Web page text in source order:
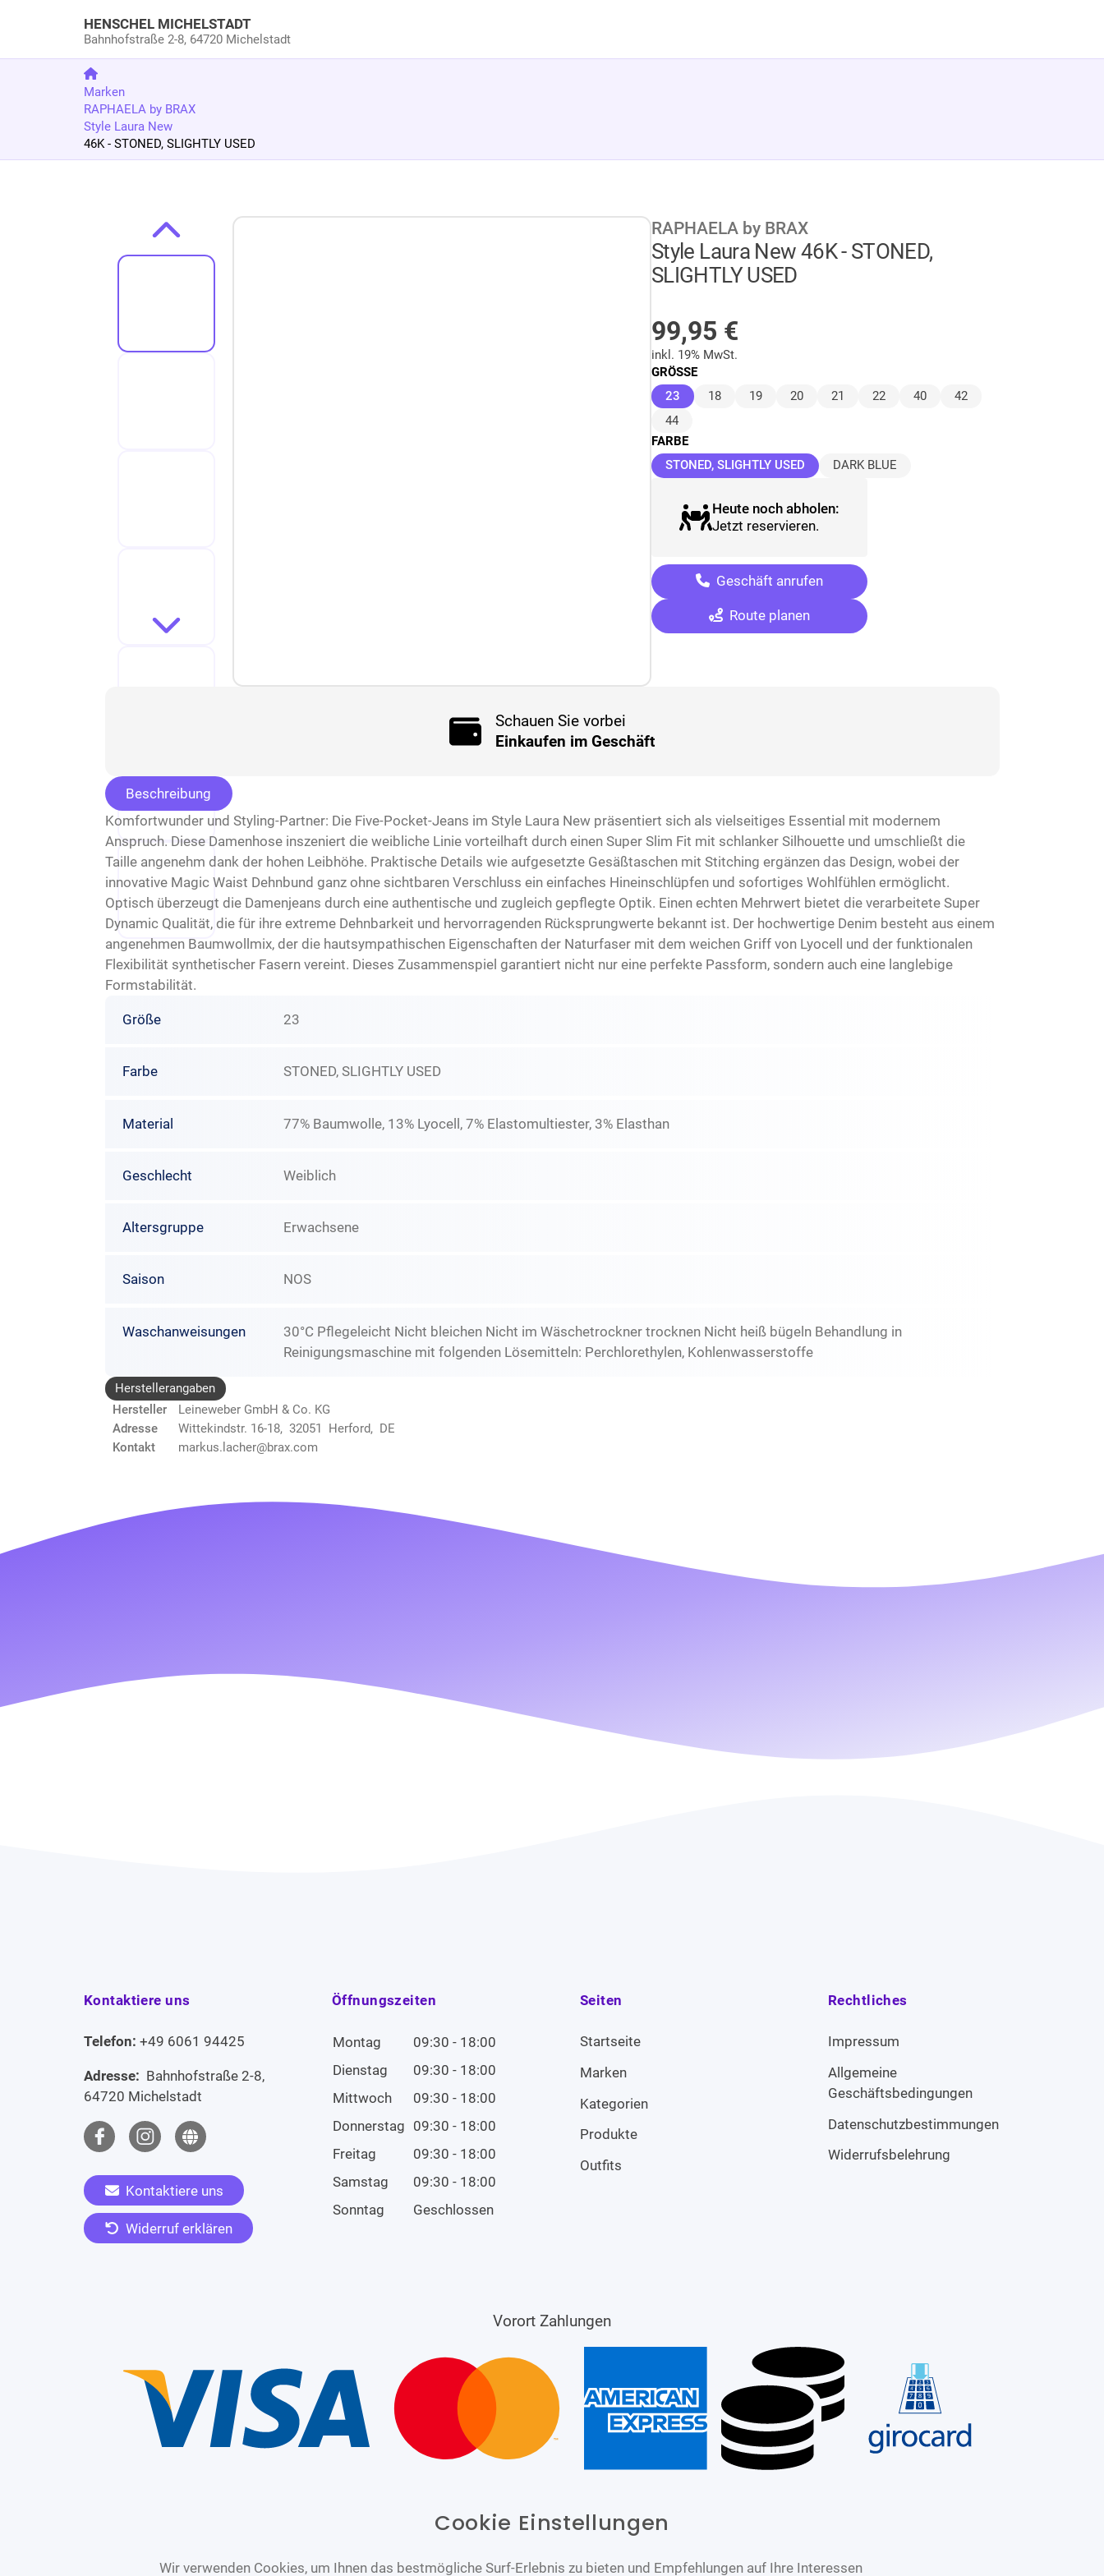
HENSCHEL MICHELSTADT
Bahnhofstraße 2-8, 64720 Michelstadt
Marken
RAPHAELA by BRAX
Style Laura New
46K - STONED, SLIGHTLY USED
Zur Produktbeschreibung springen RAPHAELA by BRAX
Style Laura New 46K - STONED,
SLIGHTLY USED
99,95 €
inkl. 19% MwSt.
GRÖSSE
23 (ausgewählt)
18 19 20 21 22 40
42
44
FARBE
STONED, SLIGHTLY USED (ausgewählt)
DARK BLUE
Heute noch abholen:
Jetzt reservieren.
Geschäft anrufen
Route planen
Schauen Sie vorbei
Einkaufen im Geschäft
Beschreibung
Komfortwunder und Styling-Partner: Die Five-Pocket-Jeans im Style Laura New präsentiert sich als vielseitiges Essential mit modernem
Anspruch. Diese Damenhose inszeniert die weibliche Linie vorteilhaft durch einen Super Slim Fit mit schlanker Silhouette und umschließt die
Taille angenehm dank der hohen Leibhöhe. Praktische Details wie aufgesetzte Gesäßtaschen mit Stitching ergänzen das Design, wobei der
innovative Magic Waist Dehnbund ganz ohne sichtbaren Verschluss ein einfaches Hineinschlüpfen und sofortiges Wohlfühlen ermöglicht.
Optisch überzeugt die Damenjeans durch eine authentische und zugleich gepflegte Optik. Einen echten Mehrwert bietet die verarbeitete Super
Dynamic Qualität, die für ihre extreme Dehnbarkeit und hervorragenden Rücksprungwerte bekannt ist. Der hochwertige Denim besteht aus einem
angenehmen Baumwollmix, der die hautsympathischen Eigenschaften der Naturfaser mit dem weichen Griff von Lyocell und der funktionalen
Flexibilität synthetischer Fasern vereint. Dieses Zusammenspiel garantiert nicht nur eine perfekte Passform, sondern auch eine langlebige
Formstabilität.
Größe 23
Farbe STONED, SLIGHTLY USED
Material 77% Baumwolle, 13% Lyocell, 7% Elastomultiester, 3% Elasthan
Geschlecht Weiblich
Altersgruppe Erwachsene
Saison NOS
Waschanweisungen
30°C Pflegeleicht Nicht bleichen Nicht im Wäschetrockner trocknen Nicht heiß bügeln Behandlung in
Reinigungsmaschine mit folgenden Lösemitteln: Perchlorethylen, Kohlenwasserstoffe
Herstellerangaben
Hersteller
Leineweber GmbH & Co. KG
Adresse
Wittekindstr. 16-18, 32051 Herford, DE
Kontakt
markus.lacher@brax.com
Kontaktiere uns
Telefon: +49 6061 94425
Adresse: Bahnhofstraße 2-8,
64720 Michelstadt
Kontaktiere uns
Widerruf erklären
Öffnungszeiten
Montag
09:30 - 18:00
Dienstag
09:30 - 18:00
Mittwoch
09:30 - 18:00
Donnerstag 09:30 - 18:00
Freitag
09:30 - 18:00
Samstag
09:30 - 18:00
Sonntag
Geschlossen
Seiten
Startseite
Marken
Kategorien
Produkte
Outfits
Rechtliches
Impressum
Allgemeine
Geschäftsbedingungen
Datenschutzbestimmungen
Widerrufsbelehrung
Vorort Zahlungen
Cookie Einstellungen
Wir verwenden Cookies, um Ihnen das bestmögliche Surf-Erlebnis zu bieten und Empfehlungen auf Ihre Interessen